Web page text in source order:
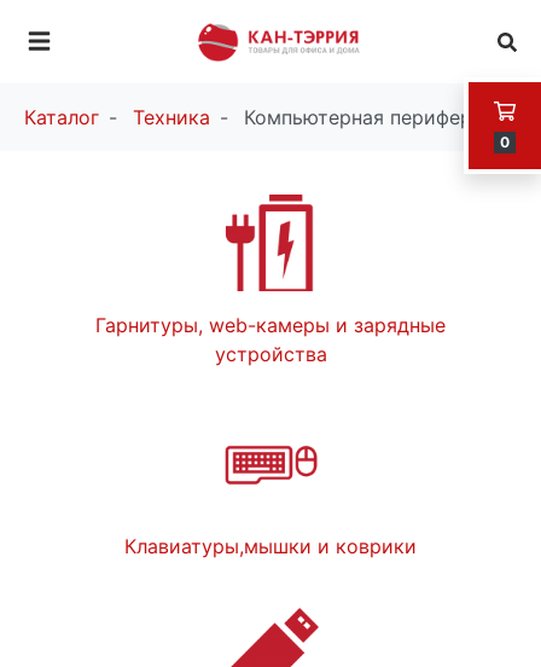
0
Каталог Техника Компьютерная периферия
Гарнитуры, web-камеры и зарядные
устройства
Клавиатуры,мышки и коврики